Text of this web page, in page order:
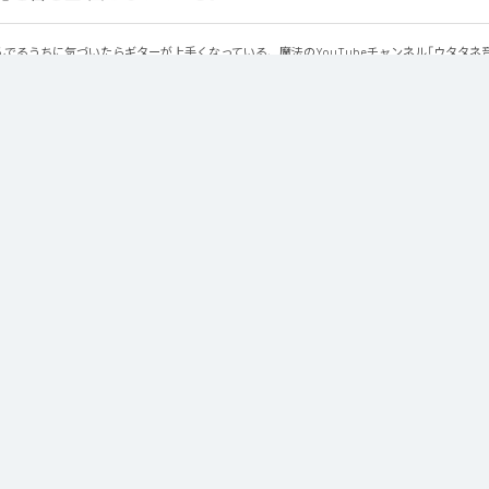
でるうちに気づいたらギターが上手くなっている、魔法のYouTubeチャンネル「ウタタネ